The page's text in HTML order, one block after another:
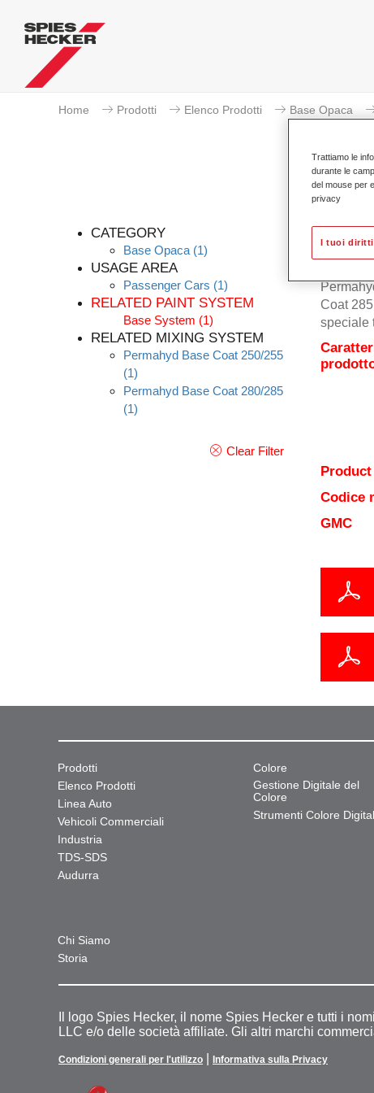
Home Prodotti Elenco Prodotti Base Opaca
CATEGORY
Base Opaca (1)
USAGE AREA
Passenger Cars (1)
RELATED PAINT SYSTEM
Base System (1)
RELATED MIXING SYSTEM
Permahyd Base Coat 250/255
(1)
Permahyd Base Coat 280/285
(1)
Clear Filter
Coat
speciale
Codice
GMC
Prodotti
Elenco Prodotti
Linea Auto
Vehicoli Commerciali
Industria
TDS-SDS
Audurra
Colore
Gestione Digitale del
Colore
Strumenti Colore
Chi Siamo
Storia
Il logo Spies Hecker, il nome Spies Hecker e tutti i
LLC e/o delle società affiliate. Gli altri marchi
Condizioni generali per l'utilizzo Informativa sulla Privacy
Trattiamo le
durante le
del mouse per
privacy
I tuoi diritti